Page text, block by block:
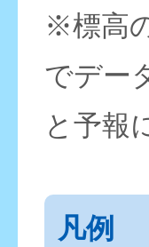
※標高
でデー
と予報
凡例